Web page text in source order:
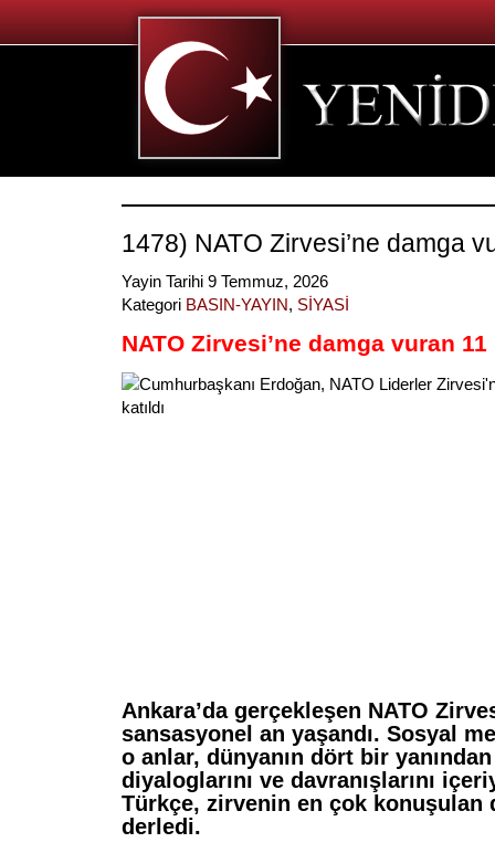
1478) NATO Zirvesi’ne damga
Yayin Tarihi 9 Temmuz, 2026
Kategori BASIN-YAYIN, SİYASİ
NATO Zirvesi’ne damga vuran
Ankara’da gerçekleşen NATO
sansasyonel an yaşandı. Sosyal
o anlar, dünyanın dört bir
diyaloglarını ve davranışlarını
Türkçe, zirvenin en çok konuşulan
derledi.